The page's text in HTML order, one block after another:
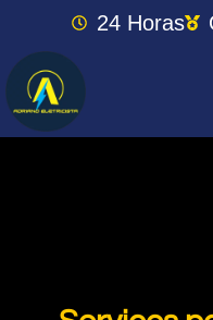
24 Horas